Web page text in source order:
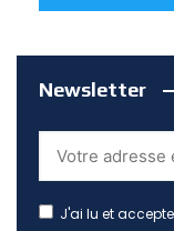
Newsletter
J'ai lu et